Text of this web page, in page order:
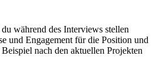
während des Interviews stellen
und Engagement für die Position und
nach den aktuellen Projekten